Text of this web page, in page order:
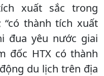
xuất sắc trong
thành tích xuất
đua yêu nước giai
đốc HTX có thành
du lịch trên địa